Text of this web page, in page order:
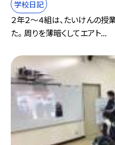
学校日記
２年２〜４組は、たいけんの
た。 周りを薄暗くしてエアト...